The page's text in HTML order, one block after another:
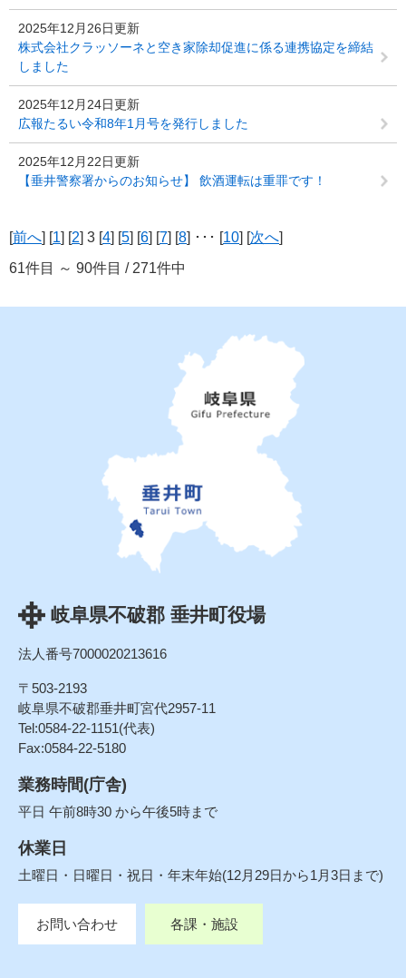
2025年12月26日更新
株式会社クラッソーネと空き家除却促進に係る連携協定を締結
しました
2025年12月24日更新
広報たるい令和8年1月号を発行しました
2025年12月22日更新
【垂井警察署からのお知らせ】 飲酒運転は重罪です！
[前へ] [1] [2] 3 [4] [5] [6] [7] [8] ･･･ [10] [次へ]
61件目 ～ 90件目 / 271件中
岐阜県不破郡 垂井町役場
法人番号7000020213616
〒503-2193
岐阜県不破郡垂井町宮代2957-11
Tel:0584-22-1151(代表)
Fax:0584-22-5180
業務時間(庁舎)
平日 午前8時30 から午後5時まで
休業日
土曜日・日曜日・祝日・年末年始(12月29日から1月3日まで)
お問い合わせ 各課・施設